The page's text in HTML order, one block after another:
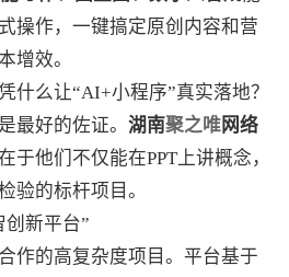
操作，一键搞定原创内容和营
增效。
什么让“AI+小程序”真实落地？
最好的佐证。 湖南聚之唯网络
于他们不仅能在PPT上讲概念，
验的标杆项目。
创新平台”
作的高复杂度项目。平台基于